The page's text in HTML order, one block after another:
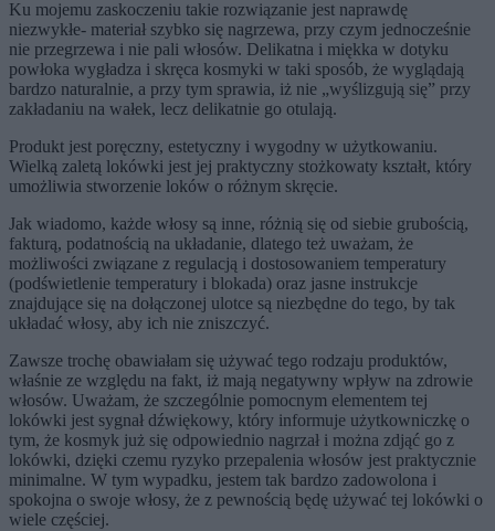
Ku mojemu zaskoczeniu takie rozwiązanie jest naprawdę
niezwykłe- materiał szybko się nagrzewa, przy czym jednocześnie
nie przegrzewa i nie pali włosów. Delikatna i miękka w dotyku
powłoka wygładza i skręca kosmyki w taki sposób, że wyglądają
bardzo naturalnie, a przy tym sprawia, iż nie „wyślizgują się” przy
zakładaniu na wałek, lecz delikatnie go otulają.
Produkt jest poręczny, estetyczny i wygodny w użytkowaniu.
Wielką zaletą lokówki jest jej praktyczny stożkowaty kształt, który
umożliwia stworzenie loków o różnym skręcie.
Jak wiadomo, każde włosy są inne, różnią się od siebie grubością,
fakturą, podatnością na układanie, dlatego też uważam, że
możliwości związane z regulacją i dostosowaniem temperatury
(podświetlenie temperatury i blokada) oraz jasne instrukcje
znajdujące się na dołączonej ulotce są niezbędne do tego, by tak
układać włosy, aby ich nie zniszczyć.
Zawsze trochę obawiałam się używać tego rodzaju produktów,
właśnie ze względu na fakt, iż mają negatywny wpływ na zdrowie
włosów. Uważam, że szczególnie pomocnym elementem tej
lokówki jest sygnał dźwiękowy, który informuje użytkowniczkę o
tym, że kosmyk już się odpowiednio nagrzał i można zdjąć go z
lokówki, dzięki czemu ryzyko przepalenia włosów jest praktycznie
minimalne. W tym wypadku, jestem tak bardzo zadowolona i
spokojna o swoje włosy, że z pewnością będę używać tej lokówki o
wiele częściej.